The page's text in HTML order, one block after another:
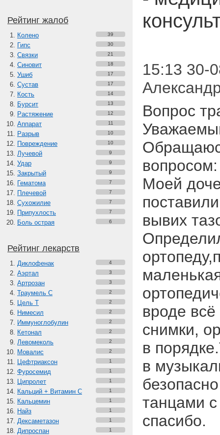
Рейтинг жалоб
Колено 39
Гипс 30
Связки 21
Синовит 18
Ушиб 17
Сустав 17
Кость 14
Бурсит 13
Растяжение 12
Аппарат 11
Разрыв 10
Повреждение 10
Лучевой 9
Удар 9
Закрытый 9
Гематома 7
Плечевой 7
Сухожилие 7
Припухлость 7
Боль острая 6
Рейтинг лекарств
Диклофенак 4
Аэртал 3
Артрозан 3
Траумель С 2
Цель Т 2
Нимесил 2
Иммуноглобулин 2
Кетонал 2
Левомеколь 2
Мовалис 2
Цефтриаксон 1
Фуросемид 1
Ципролет 1
Кальций + Витамин C 1
Кальцемин 1
Найз 1
Дексаметазон 1
Дипроспан 1
15:13 30-
Вопрос
вопросом:
Моей
вывих
вроде
снимки,
в
в
танцами
спасибо.